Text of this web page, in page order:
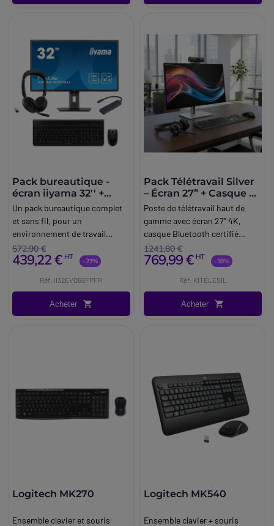
Pack bureautique -
écran iiyama 32'' +
casque Bluetooth
Jabra + accessoires
Un pack bureautique complet
et sans fil, pour un
environnement de travail
moderne et performant.
572,90 €
439,22 € HT -23%
Réf: II32EVO65FPFR
Acheter
Pack Télétravail Silver
– Écran 27” + Casque +
Webcam +
Clavier/Souris
Poste de télétravail haut de
gamme avec écran 27” 4K,
casque Bluetooth certifié
Teams, webcam Full HD
avancée et accessoires sans fil
1241,80 €
769,99 € HT -38%
Réf: KITELESIL
Acheter
Logitech MK270
Ensemble clavier et souris
Logitech MK540
Ensemble clavier + souris